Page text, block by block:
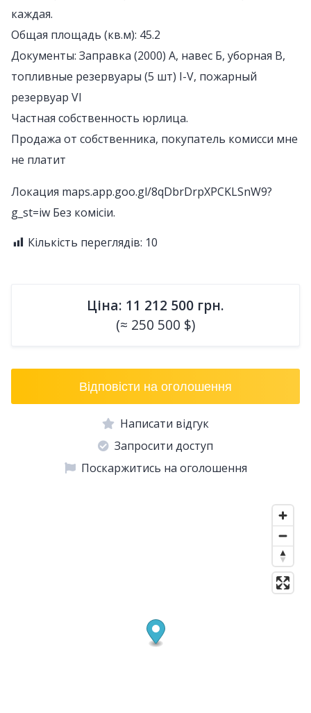
каждая.
Общая площадь (кв.м): 45.2
Документы: Заправка (2000) А, навес Б, уборная В,
топливные резервуары (5 шт) І-V, пожарный
резервуар VІ
Частная собственность юрлица.
Продажа от собственника, покупатель комисси мне
не платит
Локация maps.app.goo.gl/8qDbrDrpXPCKLSnW9?
g_st=iw Без комісіи.
Кількість переглядів: 10
Ціна: 11 212 500 грн.
(≈ 250 500 $)
Відповісти на оголошення
Написати відгук
Запросити доступ
Поскаржитись на оголошення